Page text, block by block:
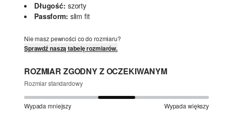
Długość: szorty
Passform: slim fit
Nie masz pewności co do rozmiaru?
Sprawdź naszą tabelę rozmiarów.
ROZMIAR ZGODNY Z OCZEKIWANYM
Rozmiar standardowy
Wypada mniejszy Wypada większy